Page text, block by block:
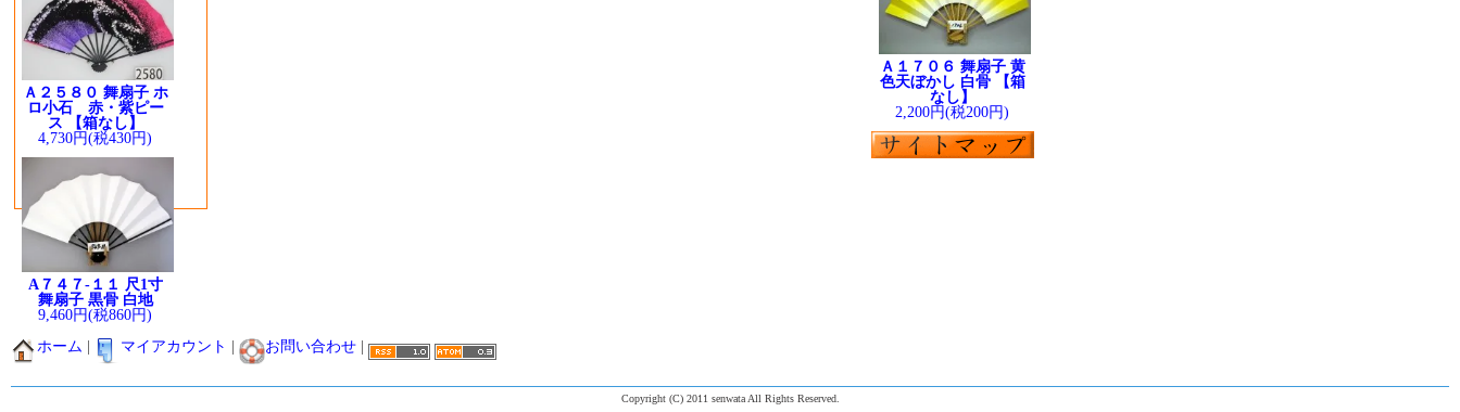
Ａ２５８０ 舞扇子 ホ
ロ小石 赤・紫ピー
ス 【箱なし】
4,730円(税430円)
A７４７-１１ 尺1寸
舞扇子 黒骨 白地
9,460円(税860円)
Ａ１７０６ 舞扇子 黄
色天ぼかし 白骨 【箱
なし】
2,200円(税200円)
ホーム マイアカウント お問い合わせ
Copyright (C) 2011 senwata All Rights Reserved.